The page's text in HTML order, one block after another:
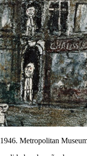
Metropolitan